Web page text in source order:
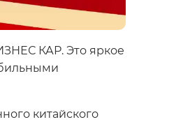
КАР. Это яркое
китайского